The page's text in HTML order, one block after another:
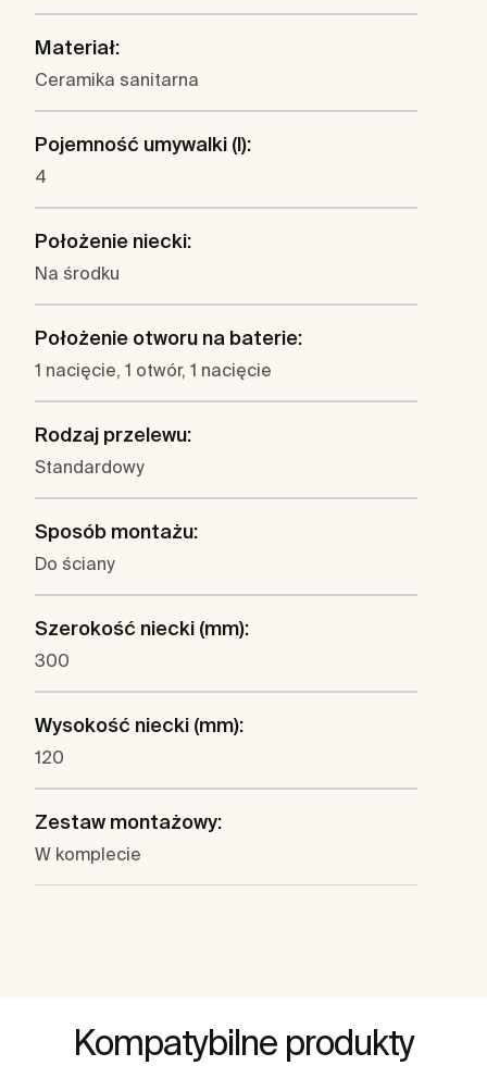
Materiał:
Ceramika sanitarna
Pojemność umywalki (l):
4
Położenie niecki:
Na środku
Położenie otworu na baterie:
1 nacięcie, 1 otwór, 1 nacięcie
Rodzaj przelewu:
Standardowy
Sposób montażu:
Do ściany
Szerokość niecki (mm):
300
Wysokość niecki (mm):
120
Zestaw montażowy:
W komplecie
Kompatybilne produkty